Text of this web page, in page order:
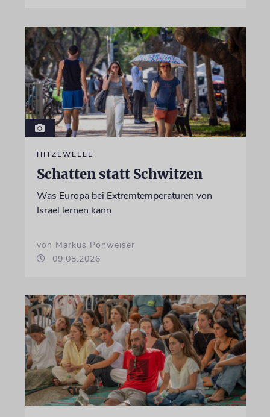
HITZEWELLE
Schatten statt Schwitzen
Was Europa bei Extremtemperaturen von
Israel lernen kann
von Markus Ponweiser
09.08.2026